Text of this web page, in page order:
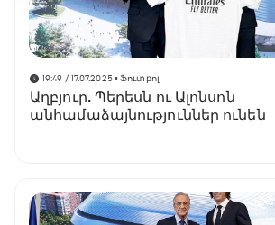
19:49 / 17.07.2025• Ֆուտբոլ
Աղբյուր. Պերեսն ու Ալոնսոն
անհամաձայնություններ ունեն